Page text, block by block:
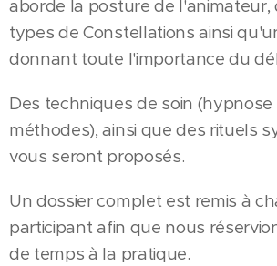
aborde la posture de l'animateur,
types de Constellations ainsi
donnant toute l'importance du
Des techniques de soin
méthodes), ainsi que des rituels
vous seront proposés.
Un dossier complet est remis à
participant afin que nous
de temps à la pratique.